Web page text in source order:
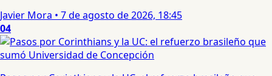
Javier Mora • 7 de agosto de 2026, 18:45
04